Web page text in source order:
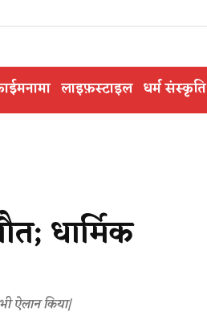
लाइफ़स्टाइल धर्म संस्कृति
धार्मिक
ऐलान किया|